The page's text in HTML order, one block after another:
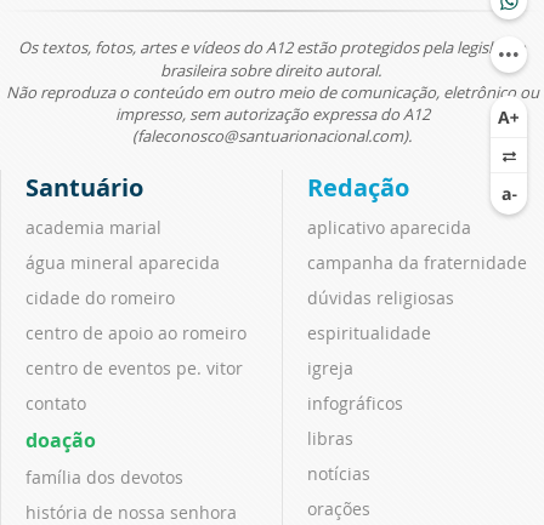
Os textos, fotos, artes e vídeos do A12 estão protegidos pela legislação
brasileira sobre direito autoral.
Não reproduza o conteúdo em outro meio de comunicação, eletrônico ou
impresso, sem autorização expressa do A12
(faleconosco@santuarionacional.com).
Santuário
academia marial
água mineral aparecida
cidade do romeiro
centro de apoio ao romeiro
centro de eventos pe. vitor
contato
doação
família dos devotos
história de nossa senhora
Redação
aplicativo aparecida
campanha da fraternidade
dúvidas religiosas
espiritualidade
igreja
infográficos
libras
notícias
orações